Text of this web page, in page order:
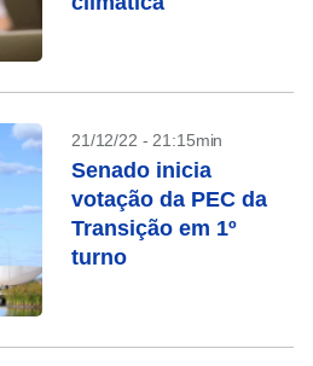
21/12/22 - 21:15min
Senado inicia
votação da PEC da
Transição em 1º
turno